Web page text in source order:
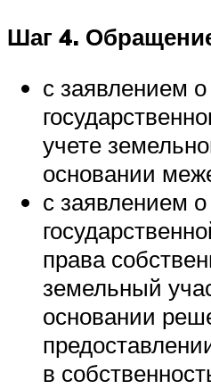
Шаг 4.
с заявлением о
учете
основании
с заявлением
права
земельный
основании
в